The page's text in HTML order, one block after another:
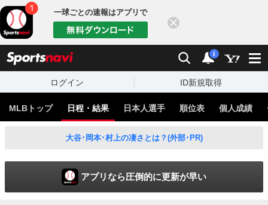
一球ごとの速報はアプリで
検索 通知
i
ログイン ID新規取得
MLBトップ 日程・結果 日本人選手 順位表 個人成績
大谷･岡本･村上の凄さとは？(外部･PR)
アプリなら圧倒的に更新が早い